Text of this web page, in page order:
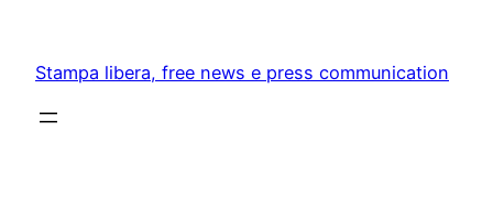
content
Stampa libera, free news e press communication